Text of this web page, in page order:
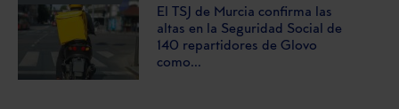
El TSJ de Murcia confirma las
altas en la Seguridad Social de
140 repartidores de Glovo
como...